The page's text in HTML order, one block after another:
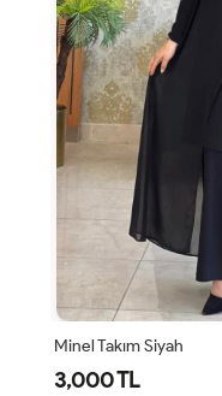
Minel Takım Siyah
3,000 TL